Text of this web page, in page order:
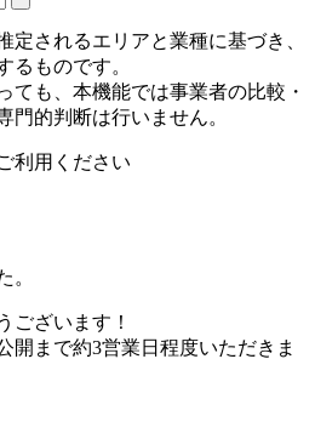
されるエリアと業種に基づき、
るものです。
ても、本機能では事業者の比較・
門的判断は行いません。
利用ください
。
ございます！
開まで約3営業日程度いただきま